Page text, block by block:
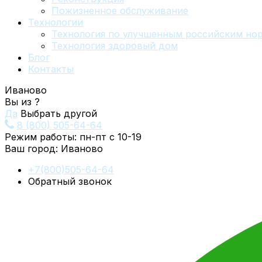
Пожизненное обслуживание
Технологии
Технология по улучшенным российским
Технология здоровый дом
Блог
Контакты
Иваново
Вы из ?
Да Выбрать другой
8 (800) 505-64-64
Режим работы: пн-пт с 10-19
Ваш город: Иваново
+7(800)505-64-64
Обратный звонок